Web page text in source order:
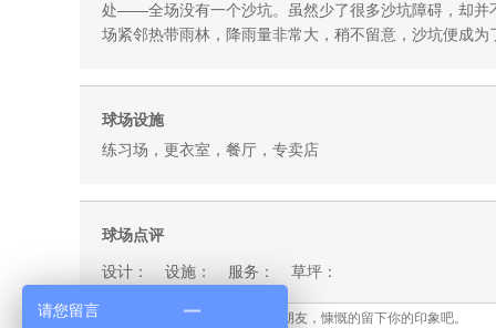
处——全场没有一个沙坑。虽然少了很多沙坑障碍，却并
场紧邻热带雨林，降雨量非常大，稍不留意，沙坑便成为
球场设施
练习场，更衣室，餐厅，专卖店
球场点评
设计： 设施： 服务： 草坪：
请您留言